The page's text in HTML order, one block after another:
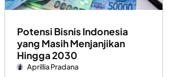
Potensi Bisnis Indonesia
yang Masih Menjanjikan
Hingga 2030
Aprillia Pradana